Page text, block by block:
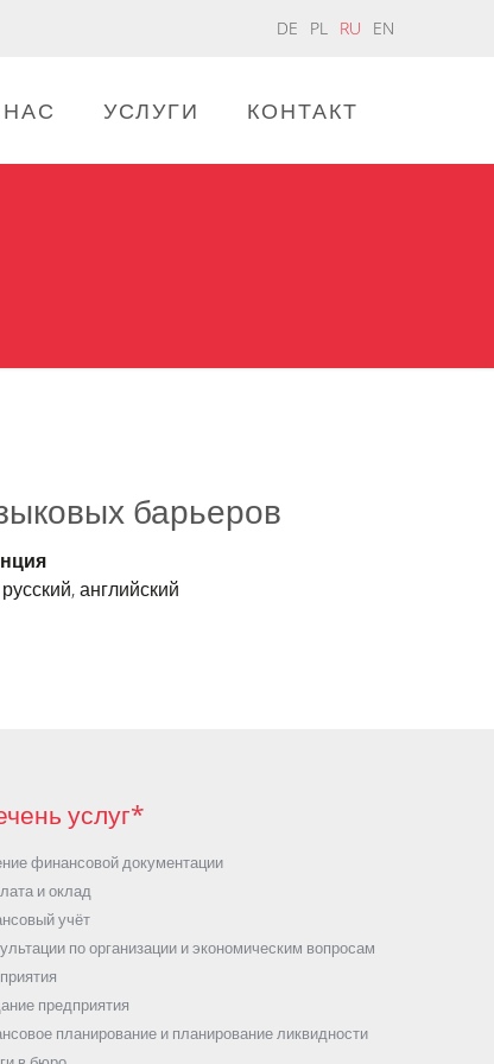
DE PL RU EN
УСЛУГИ КОНТАКТ
барьеров
английский
услуг*
финансовой документации
и оклад
учёт
по организации и экономическим вопросам
предприятия
планирование и планирование ликвидности